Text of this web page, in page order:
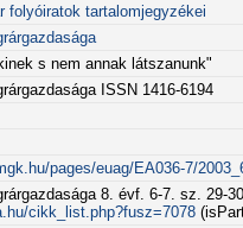
folyóiratok tartalomjegyzékei
s nem annak látszanunk"
ISSN 1416-6194
pages/euag/EA036-7/
8. évf. 6-7. sz. 29-
cikk_list.php?fusz=7078